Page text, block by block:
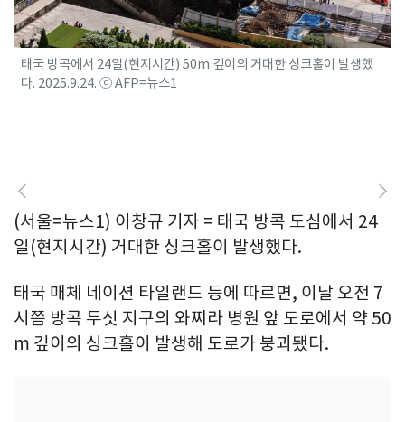
태국 방콕에서 24일(현지시간) 50m 깊이의 거대한 싱크홀이 발생했
다. 2025.9.24. ⓒ AFP=뉴스1
(서울=뉴스1) 이창규 기자 = 태국 방콕 도심에서 24
일(현지시간) 거대한 싱크홀이 발생했다.
태국 매체 네이션 타일랜드 등에 따르면, 이날 오전 7
시쯤 방콕 두싯 지구의 와찌라 병원 앞 도로에서 약 50
m 깊이의 싱크홀이 발생해 도로가 붕괴됐다.